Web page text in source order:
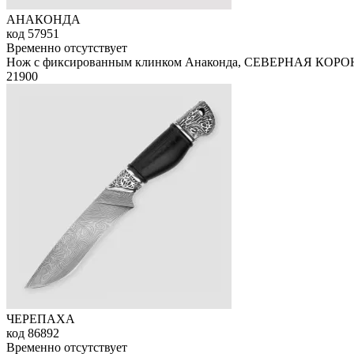
АНАКОНДА
код 57951
Временно отсутствует
Нож с фиксированным клинком Анаконда, СЕВЕРНАЯ
21900
ЧЕРЕПАХА
код 86892
Временно отсутствует